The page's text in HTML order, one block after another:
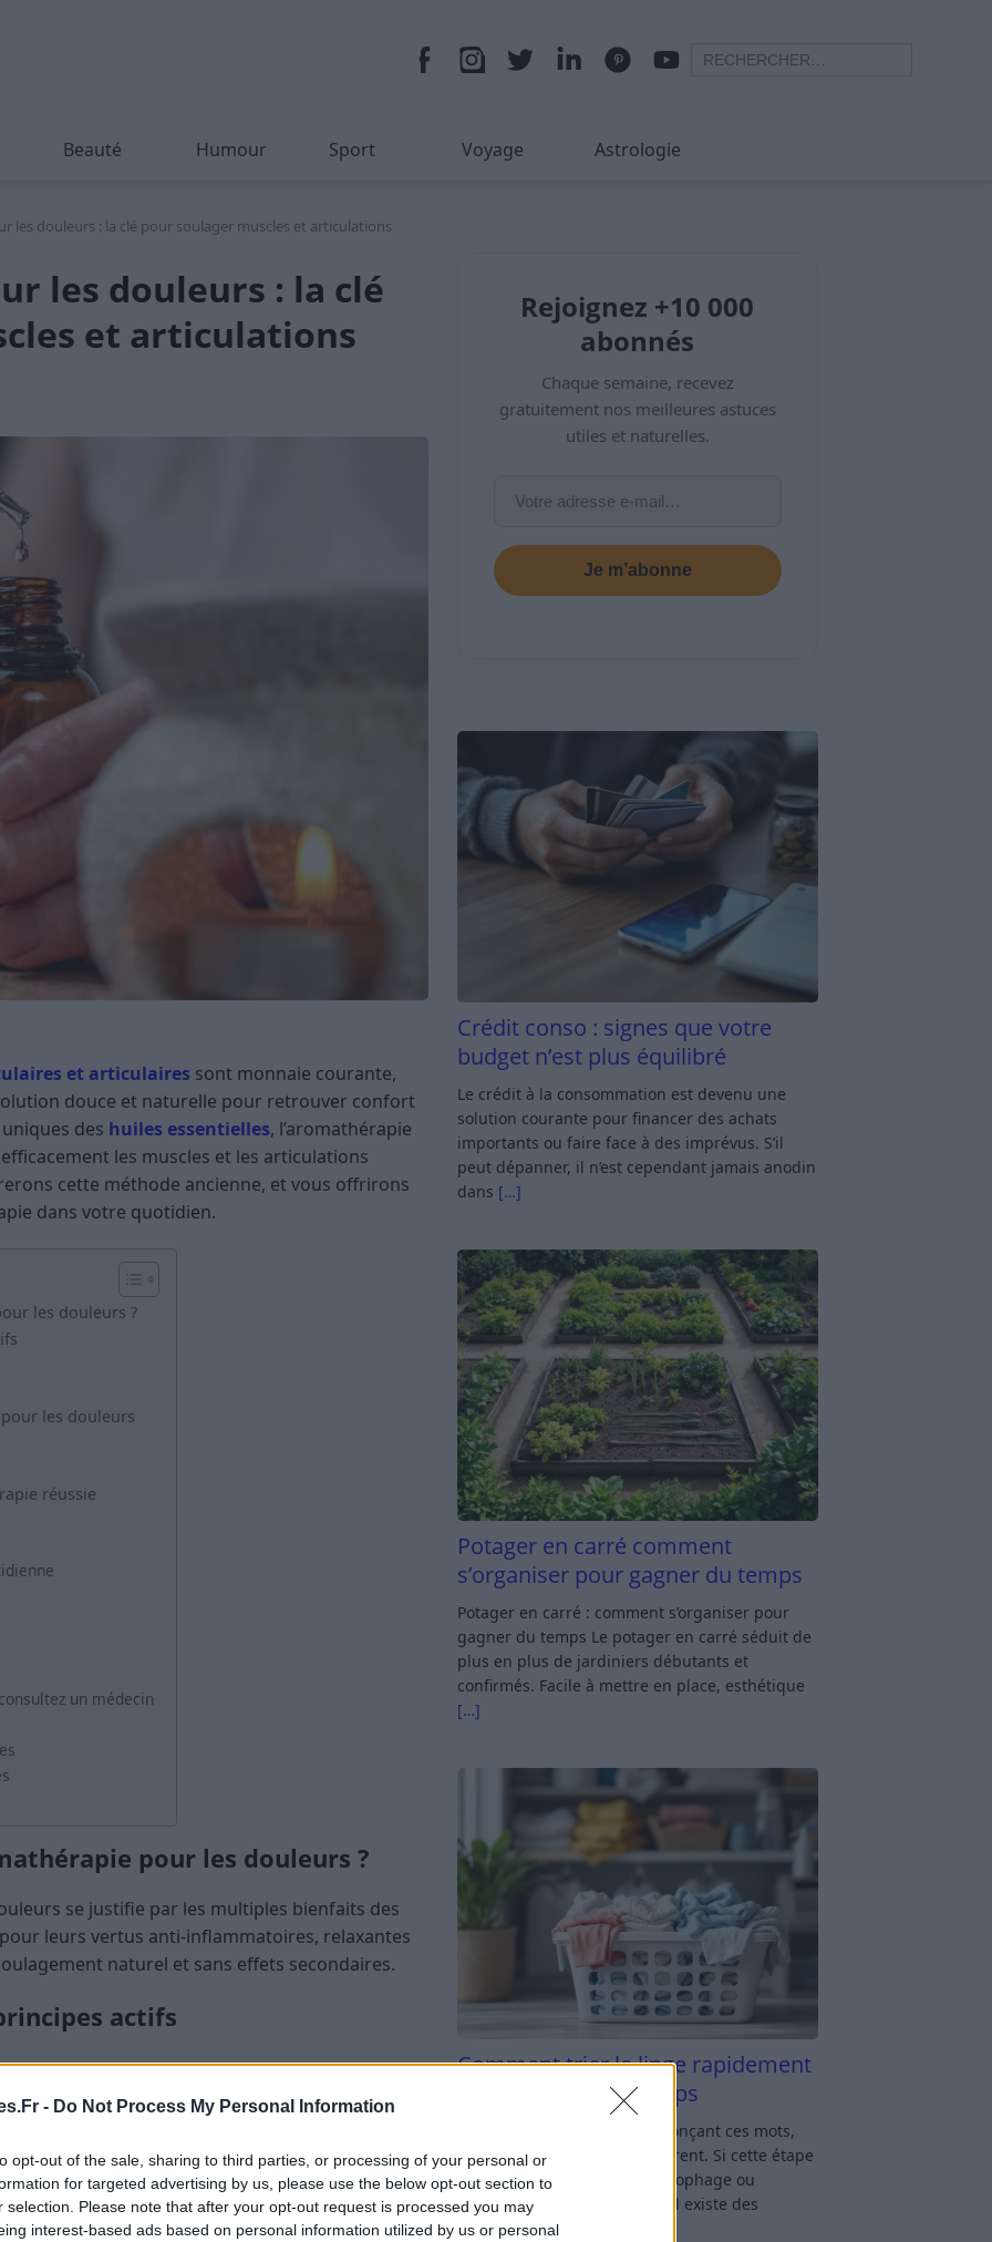
- Do Not Process My Personal Information
opt-out of the sale, sharing to third parties, or processing of your personal or
for targeted advertising by us, please use the below opt-out section to
selection. Please note that after your opt-out request is processed you may
interest-based ads based on personal information utilized by us or personal
Beauté Humour Sport Voyage Astrologie
les douleurs : la clé pour soulager muscles et articulations
les douleurs : la clé
et articulations
et articulaires sont monnaie courante,
douce et naturelle pour retrouver confort
des huiles essentielles, l’aromathérapie
les muscles et les articulations
cette méthode ancienne, et vous offrirons
dans votre quotidien.
les douleurs ?
les douleurs
réussie
un médecin
pour les douleurs ?
se justifie par les multiples bienfaits des
leurs vertus anti-inflammatoires, relaxantes
naturel et sans effets secondaires.
actifs
actives qui peuvent aider à réduire
Prenons par exemple le menthol présent dans
molécule rafraîchissante qui soulage
Rejoignez +10 000
abonnés
Chaque semaine, recevez
gratuitement nos meilleures astuces
utiles et naturelles.
Je m’abonne
Crédit conso : signes que votre
budget n’est plus équilibré
Le crédit à la consommation est devenu une
solution courante pour financer des achats
importants ou faire face à des imprévus. S’il
peut dépanner, il n’est cependant jamais anodin
dans […]
Potager en carré comment
s’organiser pour gagner du temps
Potager en carré : comment s’organiser pour
gagner du temps Le potager en carré séduit de
plus en plus de jardiniers débutants et
confirmés. Facile à mettre en place, esthétique
[…]
Comment trier le linge rapidement
sans y passer du temps
Tri du linge : rien qu’en prononçant ces mots,
beaucoup d’entre nous soupirent. Si cette étape
du lavage vous semble chronophage ou
compliquée, rassurez-vous : il existe des
astuces simples